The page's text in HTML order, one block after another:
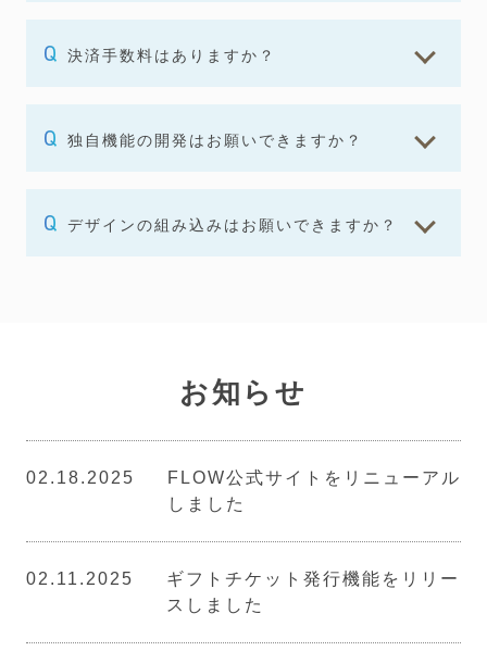
決済手数料はありますか？
独自機能の開発はお願いできますか？
デザインの組み込みはお願いできますか？
お知らせ
02.18.2025
FLOW公式サイトをリニューアル
しました
02.11.2025
ギフトチケット発行機能をリリー
スしました